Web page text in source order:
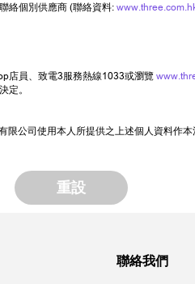
絡個別供應商 (聯絡資料:
店員、致電3服務熱線1033或瀏覽
定。
公司使用本人所提供之上述個人資料作本
重設
聯絡我們